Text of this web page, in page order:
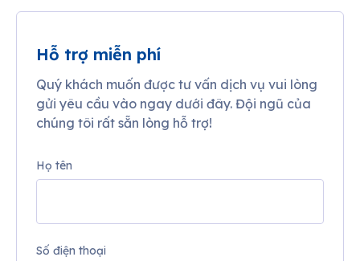
Hỗ trợ miễn phí
Quý khách muốn được tư vấn dịch vụ vui lòng
gửi yêu cầu vào ngay dưới đây. Đội ngũ của
chúng tôi rất sẵn lòng hỗ trợ!
Họ tên
Số điện thoại